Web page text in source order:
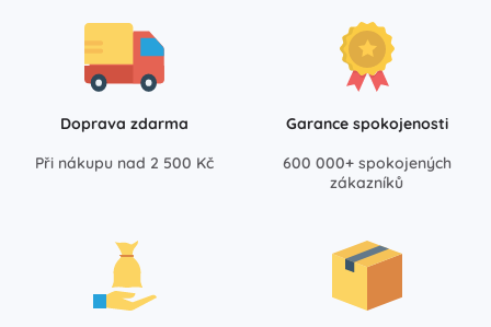
Doprava zdarma
Při nákupu nad 2 500 Kč
Garance spokojenosti
600 000+ spokojených
zákazníků